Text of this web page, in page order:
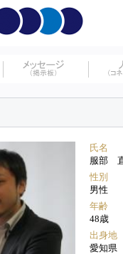
氏名
服部
性別
男性
年齢
48歳
出身地
愛知県